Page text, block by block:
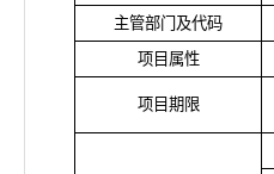
主管部门及代码
项目属性
项目期限